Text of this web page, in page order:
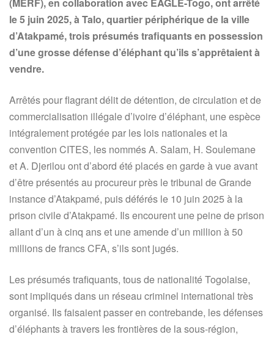
le 5 juin 2025, à Talo, quartier périphérique de la ville
d’Atakpamé, trois présumés trafiquants en possession
d’une grosse défense d’éléphant qu’ils s’apprêtaient à
vendre.
Arrêtés pour flagrant délit de détention, de circulation et de
commercialisation illégale d’ivoire d’éléphant, une espèce
intégralement protégée par les lois nationales et la
convention CITES, les nommés A. Salam, H. Soulemane
et A. Djerilou ont d’abord été placés en garde à vue avant
d’être présentés au procureur près le tribunal de Grande
instance d’Atakpamé, puis déférés le 10 juin 2025 à la
prison civile d’Atakpamé. Ils encourent une peine de prison
allant d’un à cinq ans et une amende d’un million à 50
millions de francs CFA, s’ils sont jugés.
Les présumés trafiquants, tous de nationalité Togolaise,
sont impliqués dans un réseau criminel international très
organisé. Ils faisaient passer en contrebande, les défenses
d’éléphants à travers les frontières de la sous-région,